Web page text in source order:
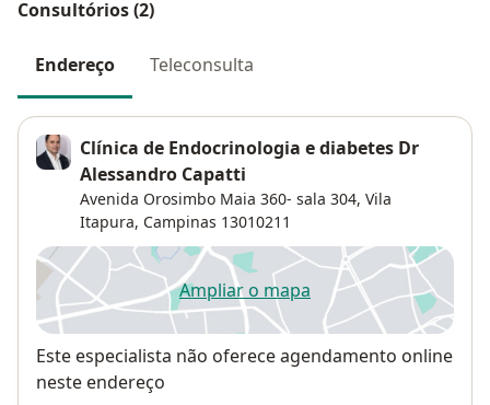
Consultórios (2)
Endereço Teleconsulta
Clínica de Endocrinologia e diabetes Dr
Alessandro Capatti
Avenida Orosimbo Maia 360- sala 304, Vila
Itapura, Campinas 13010211
Ampliar o mapaabre num novo separador
Disponibilidade
Este especialista não oferece agendamento online
neste endereço